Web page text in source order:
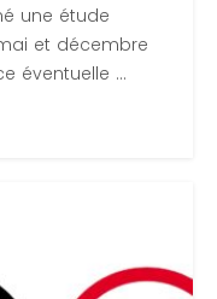
une étude
et décembre
éventuelle ...